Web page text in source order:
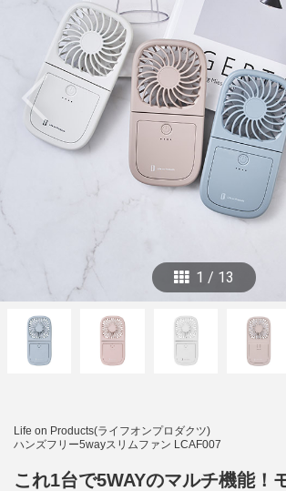
Life on Products(ライフオンプロダクツ)
ハンズフリー5wayスリムファン LCAF007
これ1台で5WAYのマルチ機能！
1 / 13